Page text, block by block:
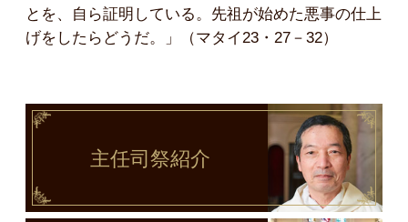
とを、自ら証明している。先祖が始めた悪事の仕上
げをしたらどうだ。」（マタイ23・27－32）
主任司祭紹介